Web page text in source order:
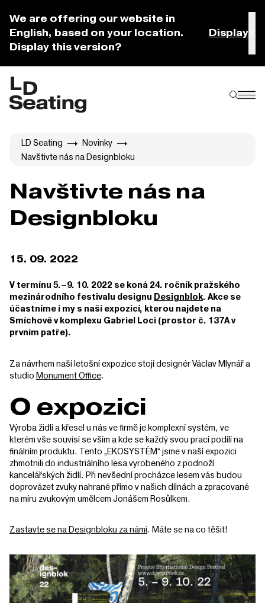
We are offering our website in
English, based on your location.
Display this version?
Display
LD Seating
Novinky
Navštivte nás na Designbloku
Navštivte nás na
Designbloku
15. 09. 2022
V termínu 5.–9. 10. 2022 se koná 24. ročník pražského
mezinárodního festivalu designu Designblok. Akce se
účastníme i my s naší expozicí, kterou najdete na
Smíchově v komplexu Gabriel Loci (prostor č. 137A v
prvním patře).
Za návrhem naší letošní expozice stojí designér Václav Mlynář a
studio Monument Office.
O expozici
Výroba židlí a křesel u nás ve firmě je komplexní systém, ve
kterém vše souvisí se vším a kde se každý svou prací podílí na
finálním produktu. Tento „EKOSYSTÉM“ jsme v naší expozici
zhmotnili do industriálního lesa vyrobeného z podnoží
kancelářských židlí. Při nevšední procházce lesem vás budou
doprovázet zvuky nahrané přímo v našich dílnách a zpracované
na míru zvukovým umělcem Jonášem Rosůlkem.
Zastavte se na Designbloku za námi. Máte se na co těšit!